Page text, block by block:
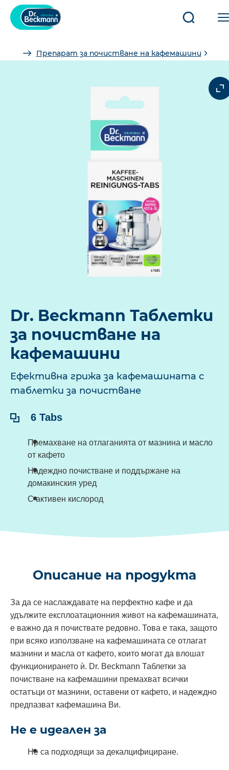
Отвори/
You
Препарат за почистване на кафемашини
Dr. Beckmann Таблетки
за почистване на
кафемашини
Ефективна грижа за кафемашината с
таблетки за почистване
Съдържание:
6 Tabs
Премахване на отлаганията от мазнина и масло
от кафето
Надеждно почистване и поддържане на
домакинския уред
С активен кислород
Описание на продукта
За да се наслаждавате на перфектно кафе и да
удължите експлоатационния живот на кафемашината,
е важно да я почиствате редовно. Това е така, защото
при всяко използване на кафемашината се отлагат
мазнини и масла от кафето, които могат да влошат
функционирането ѝ. Dr. Beckmann Таблетки за
почистване на кафемашини премахват всички
остатъци от мазнини, оставени от кафето, и надеждно
предпазват кафемашина Ви.
Не е идеален за
Не са подходящи за декалцифициране.